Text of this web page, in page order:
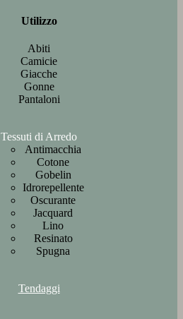
Utilizzo
Abiti
Camicie
Giacche
Gonne
Pantaloni
Tessuti di Arredo
Antimacchia
Cotone
Gobelin
Idrorepellente
Oscurante
Jacquard
Lino
Resinato
Spugna
Tendaggi